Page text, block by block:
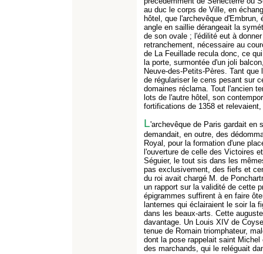
au duc le corps de Ville, en
hôtel, que l'archevêque
angle en saillie dérangeait la
de son ovale ; l'édilité eut à
retranchement, nécessaire au
de La Feuillade recula donc, ce
la porte, surmontée d'un joli
Neuve-des-Petits-Pères. Tant
de régulariser le cens pesant sur
domaines réclama. Tout l'ancien
lots de l'autre hôtel, son
fortifications de 1358 et
L'archevêque de Paris gardait en
demandait, en outre, des
Royal, pour la formation d'une
l'ouverture de celle des Victoires
Séguier, le tout sis dans les
pas exclusivement, des fiefs et
du roi avait chargé M. de
un rapport sur la validité de cette
épigrammes suffirent à en faire
lanternes qui éclairaient le soir la
dans les beaux-arts. Cette
davantage. Un Louis XIV de
tenue de Romain triomphateur,
dont la pose rappelait saint
des marchands, qui le reléguait